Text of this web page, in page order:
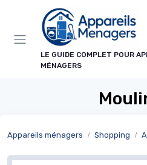
LE GUIDE COMPLET POUR
MÉNAGERS
Appareils ménagers Shopping
Panneau de gestion des cookies